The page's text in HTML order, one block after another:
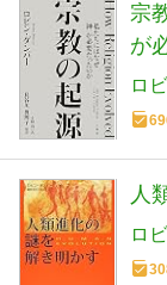
宗
が
ロ
人
ロ